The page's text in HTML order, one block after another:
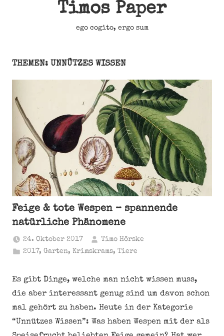
Timos Paper
ego cogito, ergo sum
THEMEN: UNNÜTZES WISSEN
Feige & tote Wespen – spannende
natürliche Phänomene
24. Oktober 2017
Timo Hörske
2017,Garten, Krimskrams,Tiere
Es gibt Dinge, welche man nicht wissen muss,
die aber interessant genug sind um davon schon
mal gehört zu haben. Heute in der Kategorie
“Unnützes Wissen”: Was haben Wespen mit der als